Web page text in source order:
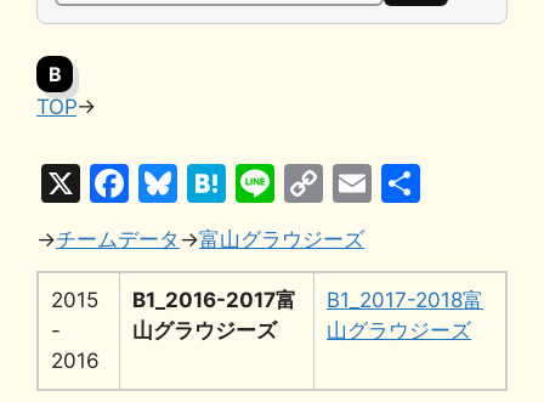
B
TOP→
X
F
a
c
e
b
o
Bl
u
e
s
k
y
H
at
e
n
a
Li
n
e
C
p
y
Li
n
E
ai
l
→チームデータ →富山グラウジーズ
2015
-
2016
B1_2016-2017富
山グラウジーズ
B1_2017-2018富
山グラウジーズ